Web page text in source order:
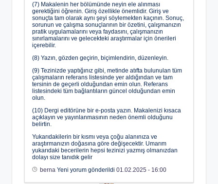
(7) Makalenin her bölümünde neyin ele alınması
gerektiğini öğrenin. Giriş özellikle önemlidir. Giriş ve
sonuçta tam olarak aynı şeyi söylemekten kaçının. Sonuç,
sorunun ve çalışma sonuçlarının bir özetini, çalışmanızın
pratik uygulamalarını veya faydasını, çalışmanızın
sınırlamalarını ve gelecekteki araştırmalar için önerileri
içerebilir.
(8) Yazın, gözden geçirin, biçimlendirin, düzenleyin.
(9) Tezinizde yaptığınız gibi, metinde atıfta bulunulan tüm
çalışmaların referans listesinde yer aldığından ve tam
tersinin de geçerli olduğundan emin olun. Referans
listesindeki tüm bağlantıların güncel olduğundan emin
olun.
(10) Dergi editörüne bir e-posta yazın. Makalenizi kısaca
açıklayın ve yayınlanmasının neden önemli olduğunu
belirtin.
Yukarıdakilerin bir kısmı veya çoğu alanınıza ve
araştırmanızın doğasına göre değişecektir. Umarım
yukarıdaki becerilerin hepsi tezinizi yazmış olmanızdan
dolayı size tanıdık gelir
berna Yeni yorum gönderildi 01.02.2025 - 16:00